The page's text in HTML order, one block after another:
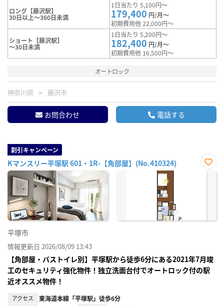
ロング【藤沢駅】
30日以上～360日未満
1日当たり 5,100円～
179,400 円/月～
初期費用他 22,000円～
ショート【藤沢駅】
～30日未満
1日当たり 5,200円～
182,400 円/月～
初期費用他 16,500円～
オートロック
神奈川県 藤沢市
お問合わせ 電話する
割引キャンペーン
Kマンスリー平塚駅 601・1R-【角部屋】(No.410324)
お気
平塚市
情報更新日 2026/08/09 13:43
【角部屋・バストイレ別】平塚駅から徒歩6分にある2021年7月竣
工のセキュリティ強化物件！独立洗面台付でオートロック付の駅
近オススメ物件！
アクセス 東海道本線「平塚駅」徒歩6分